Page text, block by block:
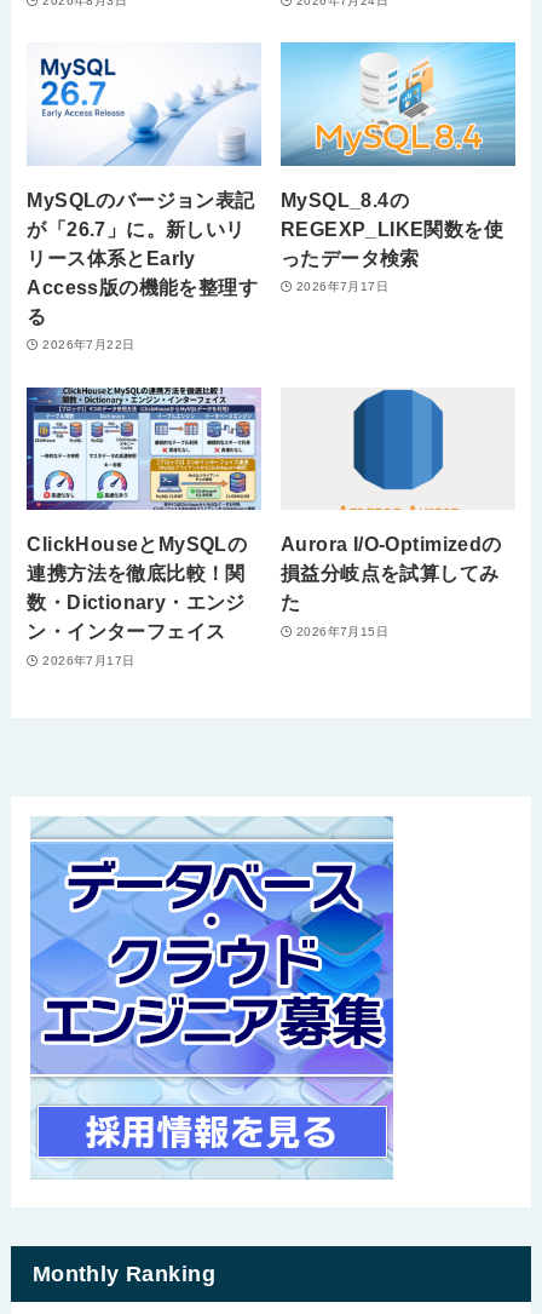
MySQLのバージョン表記
が「26.7」に。新しいリ
リース体系とEarly
Access版の機能を整理す
る
2026年7月22日
MySQL_8.4の
REGEXP_LIKE関数を使
ったデータ検索
2026年7月17日
ClickHouseとMySQLの
連携方法を徹底比較！関
数・Dictionary・エンジ
ン・インターフェイス
2026年7月17日
Aurora I/O-Optimizedの
損益分岐点を試算してみ
た
2026年7月15日
Monthly Ranking